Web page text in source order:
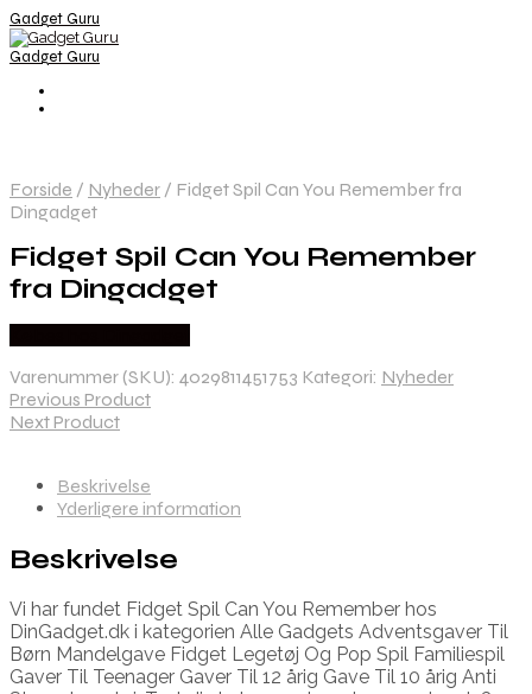
Gadget Guru
Gadget Guru
Forside / Nyheder / Fidget Spil Can You Remember fra
Dingadget
Fidget Spil Can You Remember
fra Dingadget
Varenummer (SKU): 4029811451753 Kategori: Nyheder
Previous Product
Next Product
Beskrivelse
Yderligere information
Beskrivelse
Vi har fundet Fidget Spil Can You Remember hos
DinGadget.dk i kategorien Alle Gadgets Adventsgaver Til
Børn Mandelgave Fidget Legetøj Og Pop Spil Familiespil
Gaver Til Teenager Gaver Til 12 årig Gave Til 10 årig Anti